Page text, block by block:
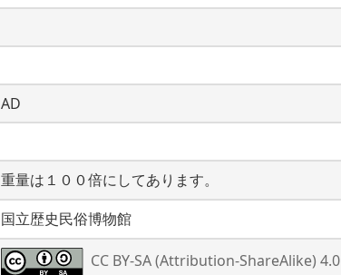
AD
重量は１００倍にしてあります。
国立歴史民俗博物館
CC BY-SA (Attribution-ShareAlike) 4.0